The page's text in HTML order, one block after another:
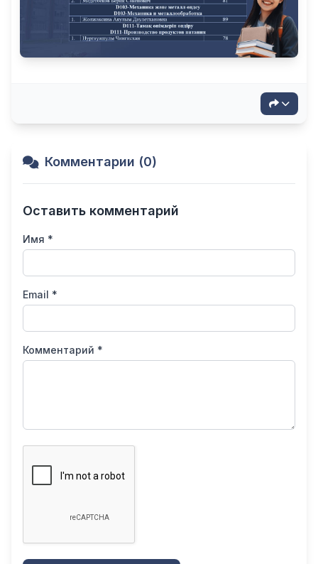
Комментарии (0)
Оставить комментарий
Имя *
Email *
Комментарий *